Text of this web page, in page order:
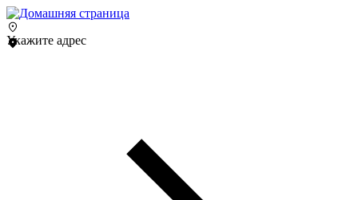
Укажите адрес